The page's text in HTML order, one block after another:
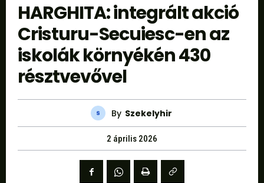
HARGHITA: integrált akció
Cristuru-Secuiesc-en az
iskolák környékén 430
résztvevővel
By Szekelyhir
2 április 2026